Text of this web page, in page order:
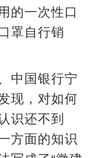
的一次性口
罩自行销
国银行宁
现，对如何
识还不到
方面的知识